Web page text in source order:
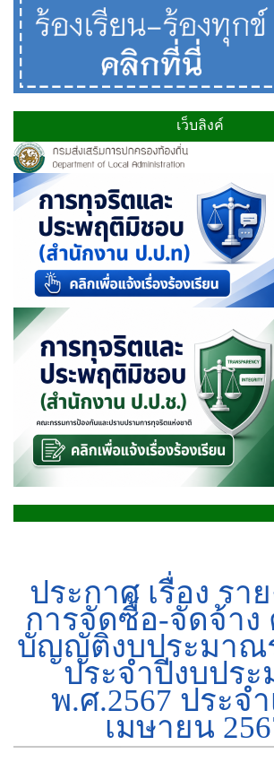
เว็บลิงค์
ประกาศ เรื่อง รา
การจัดซื้อ-จัดจ้าง
บัญญัติงบประมาณ
ประจำปีงบปร
พ.ศ.2567 ประจ
เมษายน